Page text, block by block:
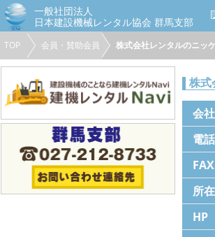
一般社団法人
日本建設機械レンタル協会 群馬支部
TOP 会員・賛助会員 株式会社レンタルのニッ
株式
会
電
FAX
所
HP